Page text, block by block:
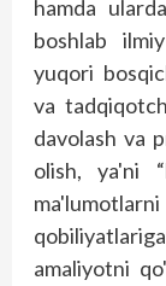
hamda
boshlab
yuqori
va
davolash va
olish, ya'ni
amaliyotni